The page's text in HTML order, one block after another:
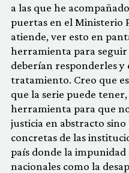
a las que he
puertas en el Ministerio
atiende, ver esto en
herramienta para
deberían responderles y
tratamiento. Creo que
que la serie puede
herramienta para que
justicia en abstracto
concretas de las
país donde la
nacionales como la